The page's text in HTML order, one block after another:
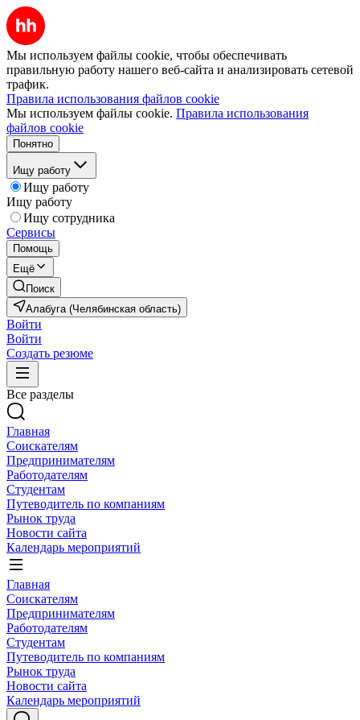
Мы используем файлы cookie, чтобы обеспечивать
правильную работу нашего веб-сайта и анализировать сетевой
трафик.
Правила использования файлов cookie
Мы используем файлы cookie. Правила использования
файлов cookie
Понятно
Ищу работу
Ищу работу
Ищу работу
Ищу сотрудника
Сервисы
Помощь
Ещё
Поиск
Алабуга (Челябинская область)
Войти
Войти
Создать резюме
Все разделы
Главная
Соискателям
Предпринимателям
Работодателям
Студентам
Путеводитель по компаниям
Рынок труда
Новости сайта
Календарь мероприятий
Главная
Соискателям
Предпринимателям
Работодателям
Студентам
Путеводитель по компаниям
Рынок труда
Новости сайта
Календарь мероприятий